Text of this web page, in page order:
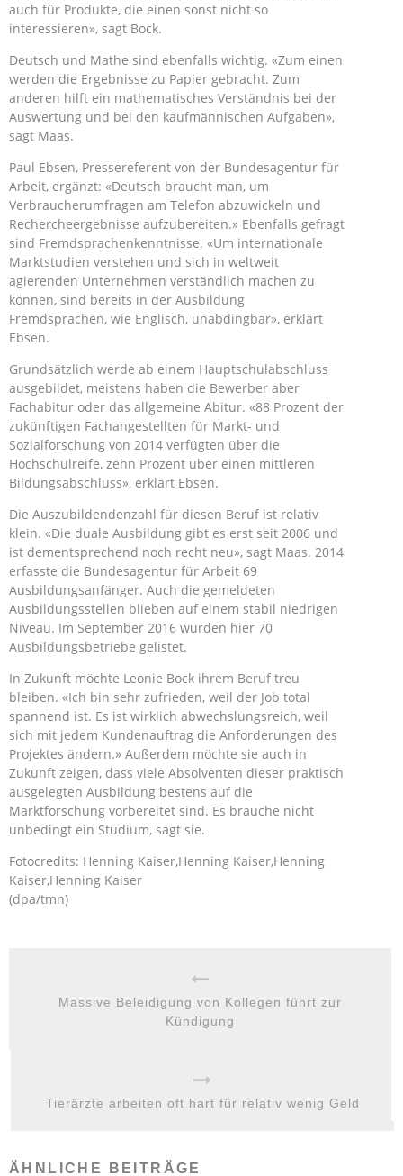
auch für Produkte, die einen sonst nicht so
interessieren», sagt Bock.
Deutsch und Mathe sind ebenfalls wichtig. «Zum einen
werden die Ergebnisse zu Papier gebracht. Zum
anderen hilft ein mathematisches Verständnis bei der
Auswertung und bei den kaufmännischen Aufgaben»,
sagt Maas.
Paul Ebsen, Pressereferent von der Bundesagentur für
Arbeit, ergänzt: «Deutsch braucht man, um
Verbraucherumfragen am Telefon abzuwickeln und
Rechercheergebnisse aufzubereiten.» Ebenfalls gefragt
sind Fremdsprachenkenntnisse. «Um internationale
Marktstudien verstehen und sich in weltweit
agierenden Unternehmen verständlich machen zu
können, sind bereits in der Ausbildung
Fremdsprachen, wie Englisch, unabdingbar», erklärt
Ebsen.
Grundsätzlich werde ab einem Hauptschulabschluss
ausgebildet, meistens haben die Bewerber aber
Fachabitur oder das allgemeine Abitur. «88 Prozent der
zukünftigen Fachangestellten für Markt- und
Sozialforschung von 2014 verfügten über die
Hochschulreife, zehn Prozent über einen mittleren
Bildungsabschluss», erklärt Ebsen.
Die Auszubildendenzahl für diesen Beruf ist relativ
klein. «Die duale Ausbildung gibt es erst seit 2006 und
ist dementsprechend noch recht neu», sagt Maas. 2014
erfasste die Bundesagentur für Arbeit 69
Ausbildungsanfänger. Auch die gemeldeten
Ausbildungsstellen blieben auf einem stabil niedrigen
Niveau. Im September 2016 wurden hier 70
Ausbildungsbetriebe gelistet.
In Zukunft möchte Leonie Bock ihrem Beruf treu
bleiben. «Ich bin sehr zufrieden, weil der Job total
spannend ist. Es ist wirklich abwechslungsreich, weil
sich mit jedem Kundenauftrag die Anforderungen des
Projektes ändern.» Außerdem möchte sie auch in
Zukunft zeigen, dass viele Absolventen dieser praktisch
ausgelegten Ausbildung bestens auf die
Marktforschung vorbereitet sind. Es brauche nicht
unbedingt ein Studium, sagt sie.
Fotocredits: Henning Kaiser,Henning Kaiser,Henning
Kaiser,Henning Kaiser
(dpa/tmn)
Massive Beleidigung von Kollegen führt zur
Kündigung
Tierärzte arbeiten oft hart für relativ wenig Geld
ÄHNLICHE BEITRÄGE